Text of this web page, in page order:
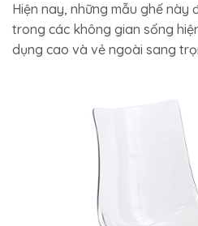
Hiện nay, những mẫu ghế này
trong các không gian sống
dụng cao và vẻ ngoài sang